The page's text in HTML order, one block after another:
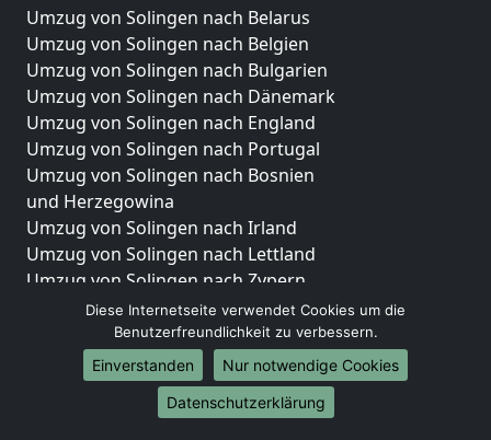
Umzug von Solingen nach Belarus
Umzug von Solingen nach Belgien
Umzug von Solingen nach Bulgarien
Umzug von Solingen nach Dänemark
Umzug von Solingen nach England
Umzug von Solingen nach Portugal
Umzug von Solingen nach Bosnien
und Herzegowina
Umzug von Solingen nach Irland
Umzug von Solingen nach Lettland
Umzug von Solingen nach Zypern
Umzug von Solingen nach Kroatien
Umzug von Solingen nach Estland
Umzug von Solingen nach Finnland
Umzug von Solingen nach Frankreich
Umzug von Solingen nach Griechenland
Diese Internetseite verwendet Cookies um die
Benutzerfreundlichkeit zu verbessern.
Einverstanden
Nur notwendige Cookies
Datenschutzerklärung